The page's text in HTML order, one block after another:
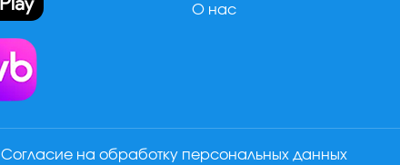
О нас
Согласие на обработку персональных данных